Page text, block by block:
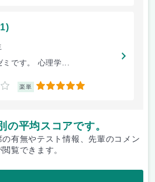
ミです。 心理学...
楽単 5
の平均スコアです。
有無やテスト情報、先輩のコメン
閲覧できます。